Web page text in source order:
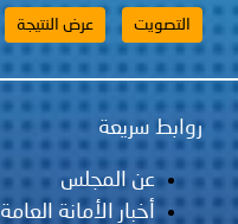
روابط سريعة
عن المجلس
أخبار الأمانة العامة